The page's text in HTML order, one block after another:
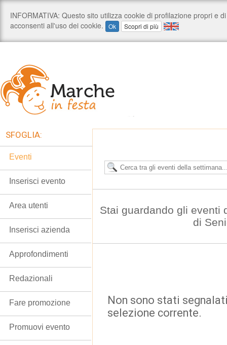
Stai guardando gli eventi
di
Non sono stati
selezione corrente.
SFOGLIA:
Eventi
Inserisci evento
Area utenti
Inserisci azienda
Approfondimenti
Redazionali
Fare promozione
Promuovi evento